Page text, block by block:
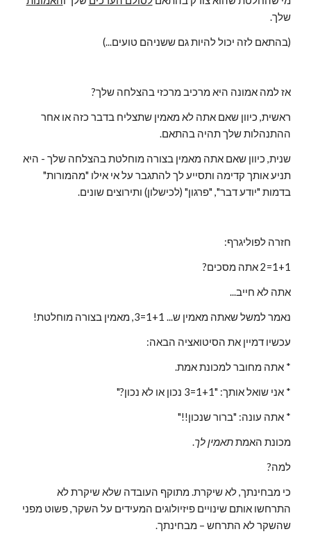
שלך.
(בהתאם לזה יכול להיות גם ששניהם טועים...)
אז למה אמונה היא מרכיב מרכזי בהצלחה שלך?
ההתנהלות שלך תהיה בהתאם.
בדמות "יודע דבר", "פרגון" (לכישלון) ותירוצים שונים.
חזרה לפוליגרף:
1+1=2 אתה מסכים?
אתה לא חייב...
נאמר למשל שאתה מאמין ש... 1+1=3, מאמין בצורה מוחלטת!
עכשיו דמיין את הסיטואציה הבאה:
* אתה מחובר למכונת אמת.
* אני שואל אותך: "1+1=3 נכון או לא נכון?"
* אתה עונה: "ברור שנכון!!"
מכונת האמת תאמין לך.
למה?
שהשקר לא התרחש – מבחינתך.